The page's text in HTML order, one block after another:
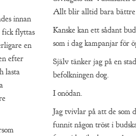
innan
fick flyttas
en
efter
lasta
Allt blir alltid bara
Kanske kan ett sådant
som i dag kampanjar för
Själv tänker jag på en
befolkningen dog.
I onödan.
Jag tvivlar på att de som
funnit någon tröst i